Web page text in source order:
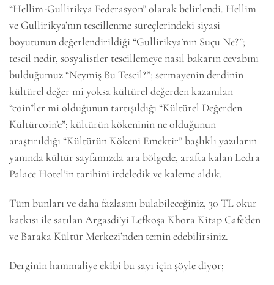
“Hellim-Gullirikya Federasyon” olarak belirlendi. Hellim
ve Gullirikya’nın tescillenme süreçlerindeki siyasi
boyutunun değerlendirildiği “Gullirikya’nın Suçu Ne?”;
tescil nedir, sosyalistler tescillemeye nasıl bakarın cevabını
bulduğumuz “Neymiş Bu Tescil?”; sermayenin derdinin
kültürel değer mi yoksa kültürel değerden kazanılan
“coin”ler mi olduğunun tartışıldığı “Kültürel Değerden
Kültürcoin’e”; kültürün kökeninin ne olduğunun
araştırıldığı “Kültürün Kökeni Emektir” başlıklı yazıların
yanında kültür sayfamızda ara bölgede, arafta kalan Ledra
Palace Hotel’in tarihini irdeledik ve kaleme aldık.
Tüm bunları ve daha fazlasını bulabileceğiniz, 30 TL okur
katkısı ile satılan Argasdi’yi Lefkoşa Khora Kitap Cafe’den
ve Baraka Kültür Merkezi’nden temin edebilirsiniz.
Derginin hammaliye ekibi bu sayı için şöyle diyor;
6k 2k 646